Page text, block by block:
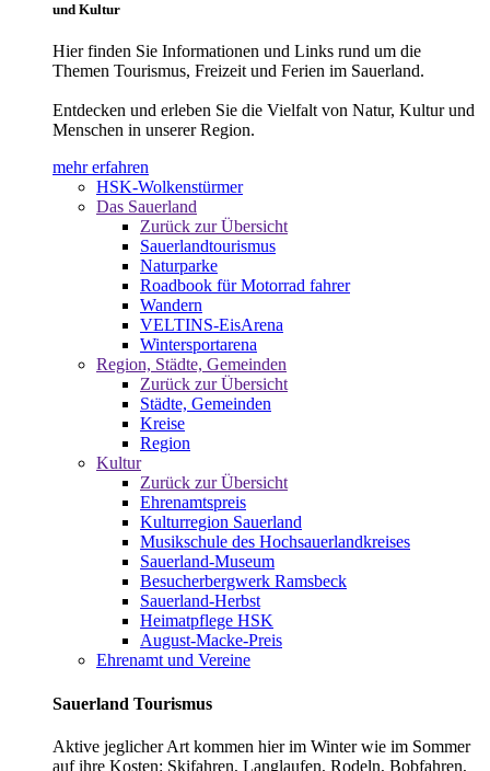
und Kultur
Hier finden Sie Informationen und Links rund um die
Themen Tourismus, Freizeit und Ferien im Sauerland.
Entdecken und erleben Sie die Vielfalt von Natur, Kultur und
Menschen in unserer Region.
mehr erfahren
HSK-Wolkenstürmer
Das Sauerland
Zurück zur Übersicht
Sauerlandtourismus
Naturparke
Roadbook für Motorrad fahrer
Wandern
VELTINS-EisArena
Wintersportarena
Region, Städte, Gemeinden
Zurück zur Übersicht
Städte, Gemeinden
Kreise
Region
Kultur
Zurück zur Übersicht
Ehrenamtspreis
Kulturregion Sauerland
Musikschule des Hochsauerlandkreises
Sauerland-Museum
Besucherbergwerk Ramsbeck
Sauerland-Herbst
Heimatpflege HSK
August-Macke-Preis
Ehrenamt und Vereine
Sauerland Tourismus
Aktive jeglicher Art kommen hier im Winter wie im Sommer
auf ihre Kosten: Skifahren, Langlaufen, Rodeln, Bobfahren,